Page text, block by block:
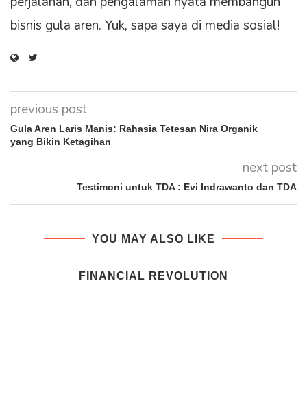
bisnis gula aren. Yuk, sapa saya di media sosial!
previous post
Gula Aren Laris Manis: Rahasia Tetesan Nira Organik
yang Bikin Ketagihan
next post
Testimoni untuk TDA : Evi Indrawanto dan TDA
YOU MAY ALSO LIKE
FINANCIAL REVOLUTION